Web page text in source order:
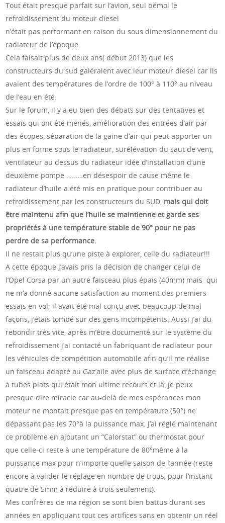
Tout était presque parfait sur l’avion, seul bémol le
refroidissement du moteur diesel
n’était pas performant en raison du sous dimensionnement du
radiateur de l’époque.
Cela faisait plus de deux ans( début 2013) que les
constructeurs du sud galéraient avec leur moteur diesel car ils
avaient des températures de l’ordre de 100° à 110° au niveau
de l’eau en été.
Sur le forum, il y a eu bien des débats sur des tentatives et
essais qui ont été menés, amélioration des entrées d’air par
des écopes, séparation de la gaine d’air qui peut apporter un
plus en forme sous le radiateur, surélévation du saut de vent,
ventilateur au dessus du radiateur idée d’installation d’une
deuxième pompe ………en désespoir de cause même le
radiateur d’huile a été mis en pratique pour contribuer au
refroidissement par les constructeurs du SUD, mais qui doit
être maintenu afin que l’huile se maintienne et garde ses
propriétés à une température stable de 90° pour ne pas
perdre de sa performance.
Il ne restait plus qu’une piste à explorer, celle du radiateur!!!
A cette époque j’avais pris la décision de changer celui de
l’Opel Corsa par un autre faisceau plus épais (40mm) mais qui
ne m’a donné aucune satisfaction au moment des premiers
essais en vol; il avait été mal conçu avec beaucoup de mal
façons, j’étais tombé sur des gens incompétents. Aussi j’ai du
rebondir très vite, après m’être documenté sur le système du
refroidissement j’ai contacté un fabriquant de radiateur pour
les véhicules de compétition automobile afin qu’il me réalise
un faisceau adapté au Gaz’aile avec plus de surface d’échange
à tubes plats qui était mon ultime recours et là, je peux
presque dire miracle car au-delà de mes espérances mon
moteur ne montait presque pas en température (50°) ne
dépassant pas les 70°à la puissance max. J’ai réglé maintenant
ce problème en ajoutant un “Calorstat” ou thermostat pour
que celle-ci reste à une température de 80°même à la
puissance max pour n’importe quelle saison de l’année (reste
encore à valider le réglage en nombre de trous, pour l’instant
quatre de 5mm à réduire à trois seulement).
Mes confrères de ma région se sont bien battus durant ses
années en appliquant tout ces artifices sans en obtenir un réel